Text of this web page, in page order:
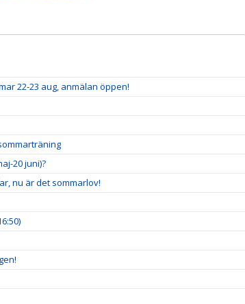
22-23 aug, anmälan öppen!
20 juni)?
nu är det sommarlov!